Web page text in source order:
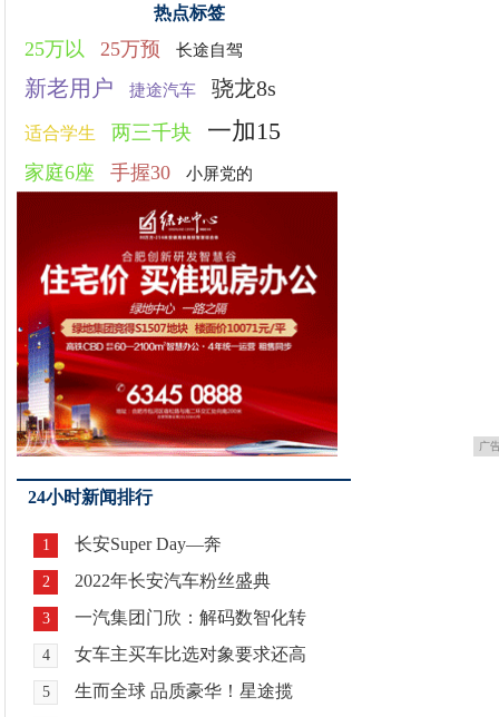
热点标签
25万以 25万预 长途自驾
新老用户 捷途汽车 骁龙8s
适合学生 两三千块 一加15
家庭6座 手握30 小屏党的
广
24小时新闻排行
1 长安Super Day—奔
2 2022年长安汽车粉丝盛典
3 一汽集团门欣：解码数智化转
4 女车主买车比选对象要求还高
5 生而全球 品质豪华！星途揽